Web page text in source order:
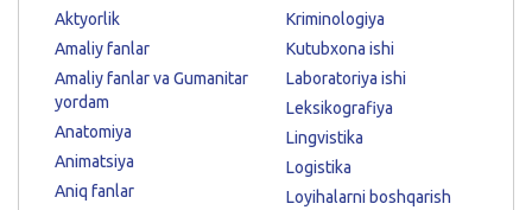
Aktyorlik
Amaliy fanlar
Amaliy fanlar va Gumanitar
yordam
Anatomiya
Animatsiya
Aniq fanlar
Kriminologiya
Kutubxona ishi
Laboratoriya ishi
Leksikografiya
Lingvistika
Logistika
Loyihalarni boshqarish